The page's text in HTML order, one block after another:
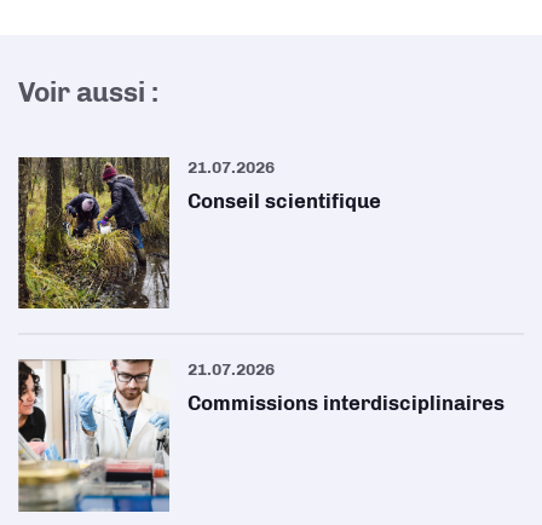
Voir aussi :
21.07.2026
Conseil scientifique
21.07.2026
Commissions interdisciplinaires